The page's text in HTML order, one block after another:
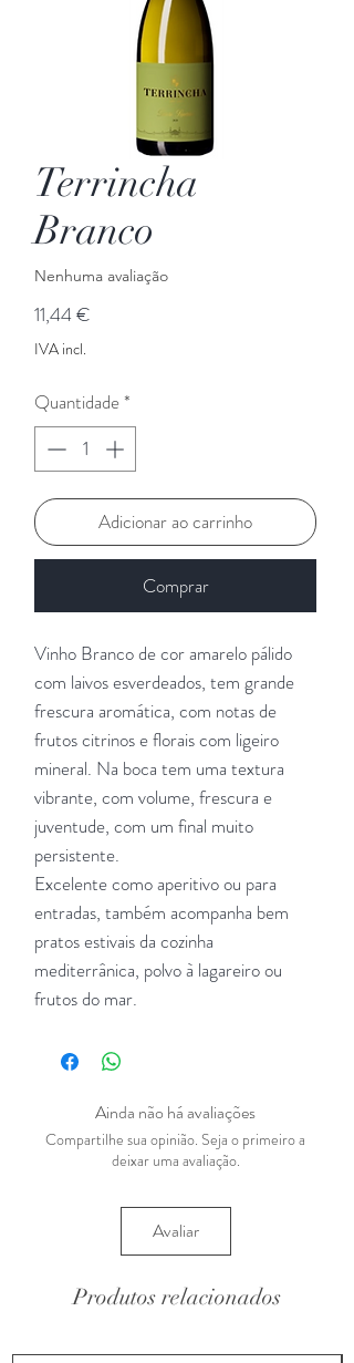
Terrincha
Branco
Nenhuma avaliação
11,44 €
IVA incl.
Quantidade*
Adicionar ao carrinho
Comprar
Vinho Branco de cor amarelo pálido
com laivos esverdeados, tem grande
frescura aromática, com notas de
frutos citrinos e florais com ligeiro
mineral. Na boca tem uma textura
vibrante, com volume, frescura e
juventude, com um final muito
persistente.
Excelente como aperitivo ou para
entradas, também acompanha bem
pratos estivais da cozinha
mediterrânica, polvo à lagareiro ou
frutos do mar.
Ainda não há avaliações
Compartilhe sua opinião. Seja o primeiro a
deixar uma avaliação.
Avaliar
Produtos relacionados